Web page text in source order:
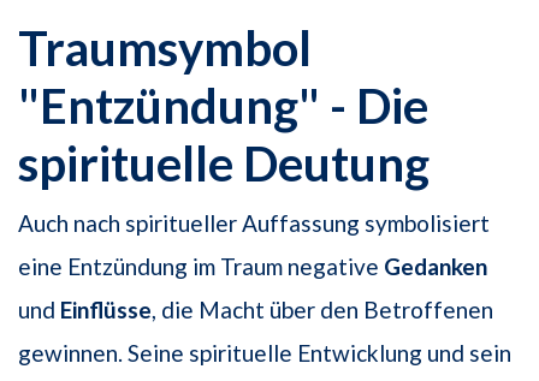
Traumsymbol
"Entzündung" - Die
spirituelle Deutung
Auch nach spiritueller Auffassung symbolisiert
eine Entzündung im Traum negative Gedanken
und Einflüsse, die Macht über den Betroffenen
gewinnen. Seine spirituelle Entwicklung und sein